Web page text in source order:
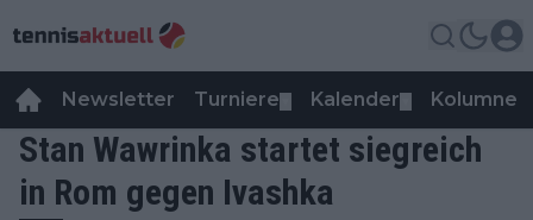
Newsletter Turniere Kalender Kolumnen
Stan Wawrinka startet siegreich
in Rom gegen Ivashka